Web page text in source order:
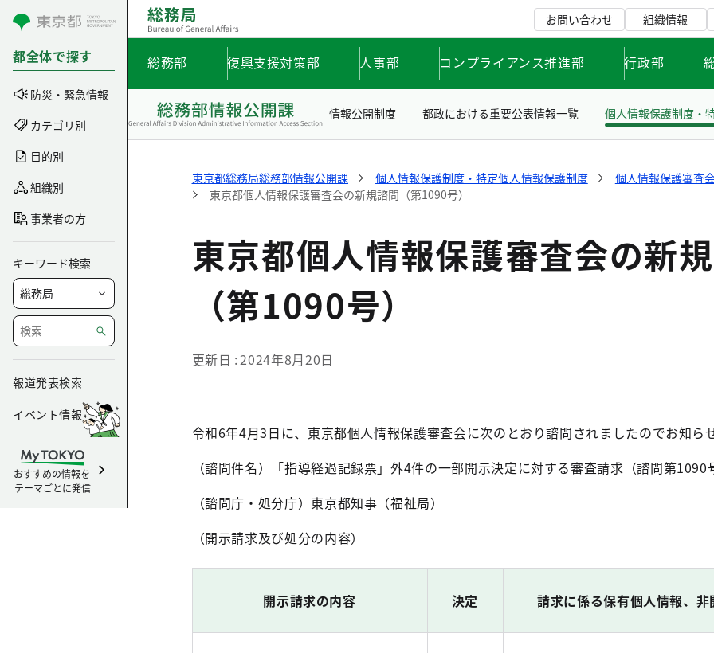
コンテンツにスキップ
都全体で探す
防災・緊急情報
カテゴリ別
目的別
組織別
事業者の方
キーワード検索
報道発表検索
イベント情報
おすすめの情報を
テーマごとに発信
お問い合わせ 組織情報
総務部 復興支援対策部 人事部 コンプライアンス推進部 行政部
情報公開制度 都政における重要公表情報一覧 個人情報保護制度・
東京都総務局総務部情報公開課 個人情報保護制度・特定個人情報保護制度
個人情報保護審査
東京都個人情報保護審査会の新規諮問（第1090号）
東京都個人情報保護審査会の新
（第1090号）
更新日 2024年8月20日
令和6年4月3日に、東京都個人情報保護審査会に次のとおり諮問されましたのでお知ら
（諮問件名）「指導経過記録票」外4件の一部開示決定に対する審査請求（諮問第1090
（諮問庁・処分庁）東京都知事（福祉局）
（開示請求及び処分の内容）
開示請求の内容 決定 請求に係る保有個人情報、非